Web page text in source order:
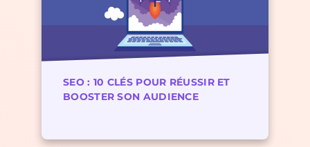
SEO : 10 CLÉS POUR RÉUSSIR ET
BOOSTER SON AUDIENCE